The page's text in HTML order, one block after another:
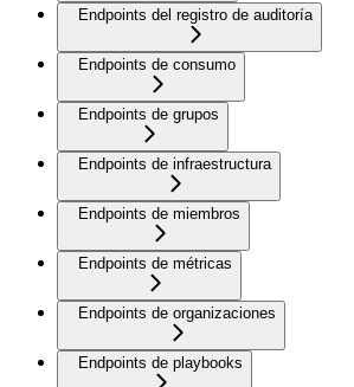
Endpoints del registro de auditoría
Endpoints de consumo
Endpoints de grupos
Endpoints de infraestructura
Endpoints de miembros
Endpoints de métricas
Endpoints de organizaciones
Endpoints de playbooks